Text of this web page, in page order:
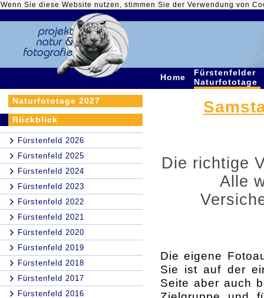
Wenn Sie diese Website nutzen, stimmen Sie der Verwendung von
Home
Fürstenfelder
Naturfototage
Naturfototage 2027
Rückblick
Fürstenfeld 2026
Fürstenfeld 2025
Fürstenfeld 2024
Fürstenfeld 2023
Fürstenfeld 2022
Fürstenfeld 2021
Fürstenfeld 2020
Fürstenfeld 2019
Fürstenfeld 2018
Fürstenfeld 2017
Fürstenfeld 2016
Die richtige
Alle
Die eigene
Sie ist auf der
Seite aber auch